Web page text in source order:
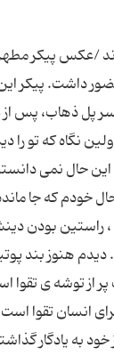
/عکس پیکر
سر پل ذهاب،
نگاه که تو را
این حال نمی
خودم که جا
راستین بودن
هنوز بند
از توشه ی تقوا
انسان تقوا
به یادگار